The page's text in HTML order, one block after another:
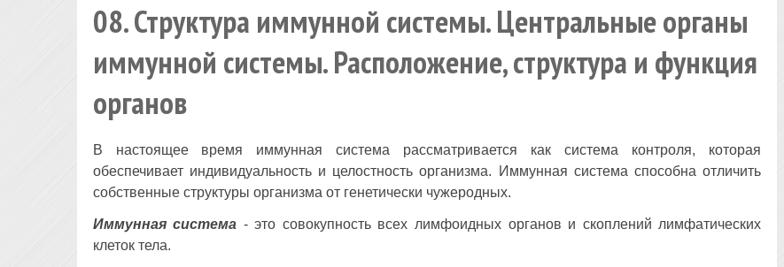
08. Структура иммунной системы. Центральные органы
иммунной системы. Расположение, структура и функция
органов
В настоящее время иммунная система рассматривается как система контроля, которая
обеспечивает индивидуальность и целостность организма. Иммунная система способна отличить
собственные структуры организма от генетически чужеродных.
Иммунная система - это совокупность всех лимфоидных органов и скоплений лимфатических
клеток тела.